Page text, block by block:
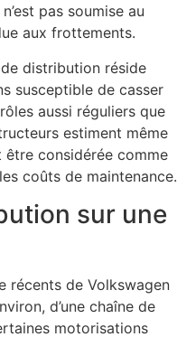
pas soumise au
aux frottements.
de distribution réside
susceptible de casser
aussi réguliers que
estiment même
considérée comme
coûts de maintenance.
sur une
récents de Volkswagen
d’une chaîne de
motorisations